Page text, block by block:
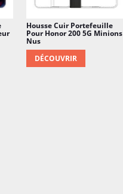
Housse Cuir Portefeuille
Pour Honor 200 5G Minions
Nus
DÉCOUVRIR